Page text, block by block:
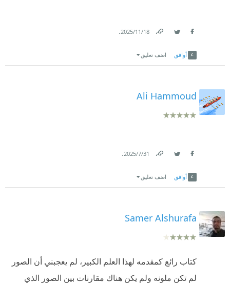
18‏/11‏/2025
.
أوافق اضف تعليق
Ali Hammoud
31‏/7‏/2025
.
أوافق اضف تعليق
Samer Alshurafa
كتاب رائع كمقدمه لهذا العلم الكبير، لم يعجبني أن الصور
لم تكن ملونه ولم يكن هناك مقارنات بين الصور الذي